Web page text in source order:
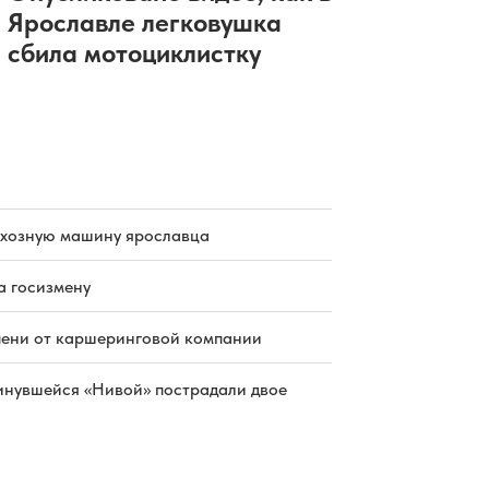
Ярославле легковушка
сбила мотоциклистку
машину ярославца
госизмену
от каршеринговой компании
«Нивой» пострадали двое